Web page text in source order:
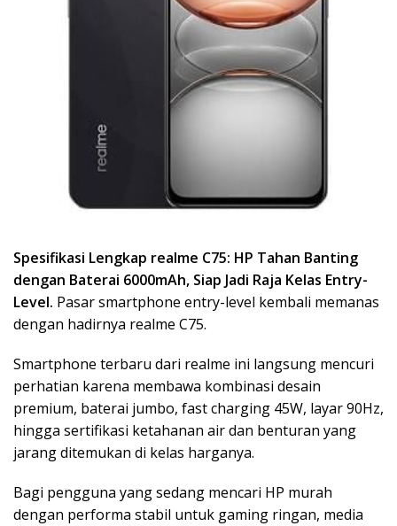
Spesifikasi Lengkap realme C75: HP Tahan Banting
dengan Baterai 6000mAh, Siap Jadi Raja Kelas Entry-
Level. Pasar smartphone entry-level kembali memanas
dengan hadirnya realme C75.
Smartphone terbaru dari realme ini langsung mencuri
perhatian karena membawa kombinasi desain
premium, baterai jumbo, fast charging 45W, layar 90Hz,
hingga sertifikasi ketahanan air dan benturan yang
jarang ditemukan di kelas harganya.
Bagi pengguna yang sedang mencari HP murah
dengan performa stabil untuk gaming ringan, media